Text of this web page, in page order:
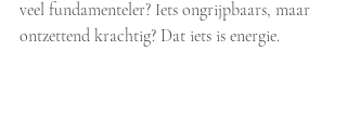
veel fundamenteler? Iets ongrijpbaars, maar
ontzettend krachtig? Dat iets is energie.